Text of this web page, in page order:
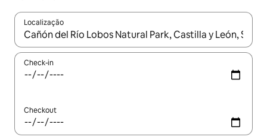
Localização
Quando os resultados estiverem disponíveis, explore-os
Check-in
Checkout